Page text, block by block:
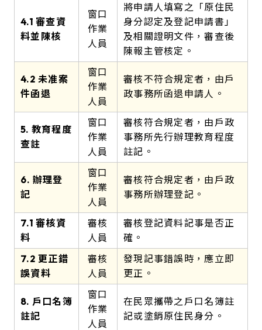
4.1 審查資
料並陳核
窗口
作業
人員
將申請人填寫之「原住民
身分認定及登記申請書」
及相關證明文件，審查後
陳報主管核定。
4.2 未准案
件函退
窗口
作業
人員
審核不符合規定者，由戶
政事務所函退申請人。
5. 教育程度
查註
窗口
作業
人員
審核符合規定者，由戶政
事務所先行辦理教育程度
註記。
6. 辦理登
記
窗口
作業
人員
審核符合規定者，由戶政
事務所辦理登記。
7.1 審核資
料
審核
人員
審核登記資料記事是否正
確。
7.2 更正錯
誤資料
審核
人員
發現記事錯誤時，應立即
更正。
8. 戶口名簿
註記
窗口
作業
人員
在民眾攜帶之戶口名簿註
記或塗銷原住民身分。